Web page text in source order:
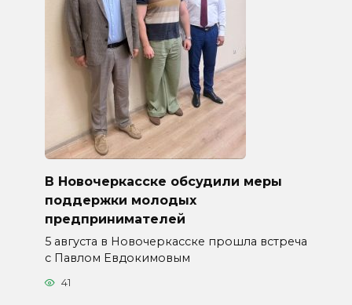
В Новочеркасске обсудили меры
поддержки молодых
предпринимателей
5 августа в Новочеркасске прошла встреча
с Павлом Евдокимовым
41